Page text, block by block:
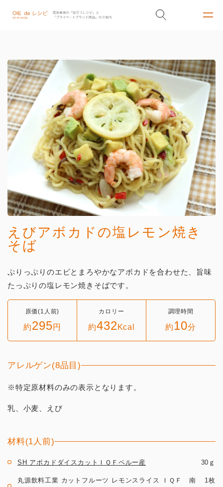
えびアボカドの塩レモン焼き
そば
ぷりっぷりのエビとまろやかなアボカドを合わせた、旨味
たっぷりの塩レモン焼きそばです。
原価(1人前)
約295円
カロリー
約432Kcal
調理時間
約10分
アレルゲン(8品目)
※特定原材料のみの表示となります。
乳、小麦、えび
材料(1人前)
SH アボカドダイスカットＩＱＦペルー産 30ｇ
丸源飲料工業 カットフルーツ レモンスライス ＩＱＦ 南
1枚